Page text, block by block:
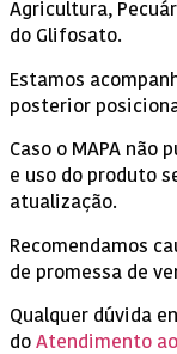
Agricultura,
do Glifosato.
Estamos
posterior
Caso o MAPA não
e uso do produto
atualização.
Recomendamos
de promessa de
Qualquer dúvida
do Atendimento